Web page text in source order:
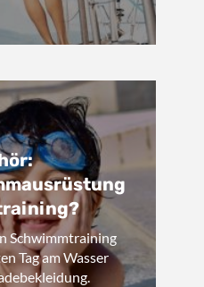
Schwimmtraining
Tag am Wasser